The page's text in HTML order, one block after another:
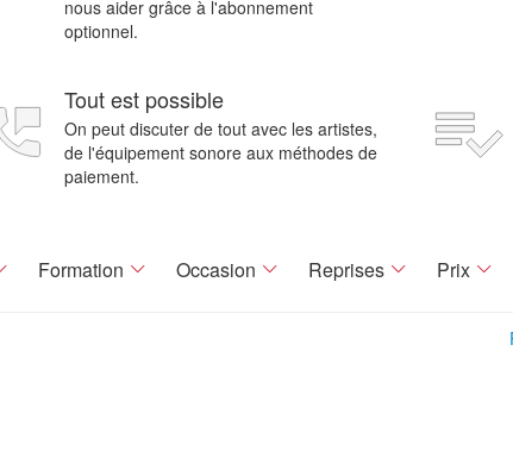
nous aider grâce à l'abonnement
optionnel.
Tout est possible
On peut discuter de tout avec les artistes,
de l'équipement sonore aux méthodes de
paiement.
Formation Occasion Reprises Prix